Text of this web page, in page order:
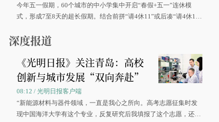
今年五一假期，60个城市的中小学集中开启“春假+五一”连休模
式，形成7至8天的超长假期。结合前拼“请4休11”或后凑“请4休1
深度报道
《光明日报》关注青岛：高校
创新与城市发展“双向奔赴”
08:12 / 光明日报客户端
“新能源材料与器件领域，一直是我心之所向。高考志愿征集时发
现中国海洋大学有这个专业，反复研究后我填报了这个志愿，还真